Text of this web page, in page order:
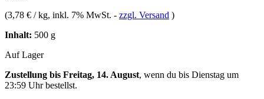
(3,78 € / kg, inkl. 7% MwSt. - zzgl. Versand )
Inhalt: 500 g
Auf Lager
Zustellung bis Freitag, 14. August, wenn du bis Dienstag um
23:59 Uhrbestellst.